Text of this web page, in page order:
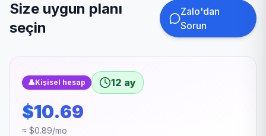
Size uygun planı
seçin
Zalo'dan
Sorun
👤Kişisel hesap 12 ay
$10.69
≈ $0.89/mo